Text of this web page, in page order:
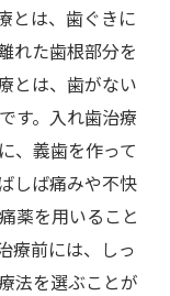
とは、歯ぐきに
れた歯根部分を
とは、歯がない
す。入れ歯治療
、義歯を作って
しば痛みや不快
薬を用いること
療前には、しっ
法を選ぶことが